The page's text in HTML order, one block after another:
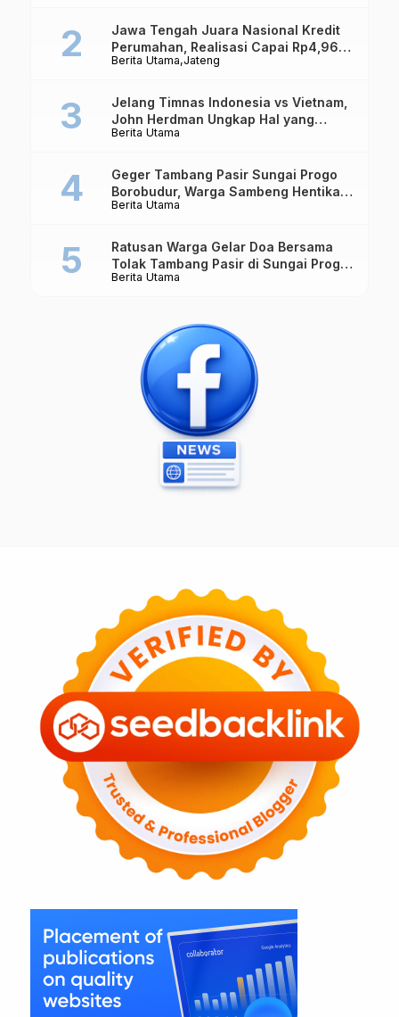
Berita Utama Jateng
Jawa Tengah Juara Nasional Kredit
Perumahan, Realisasi Capai Rp4,96
Triliun
Berita Utama
Jelang Timnas Indonesia vs Vietnam,
John Herdman Ungkap Hal yang
Dipertaruhkan
Berita Utama
Geger Tambang Pasir Sungai Progo
Borobudur, Warga Sambeng Hentikan
Alat Berat dan Usir Truk
Berita Utama
Ratusan Warga Gelar Doa Bersama
Tolak Tambang Pasir di Sungai Progo
Borobudur